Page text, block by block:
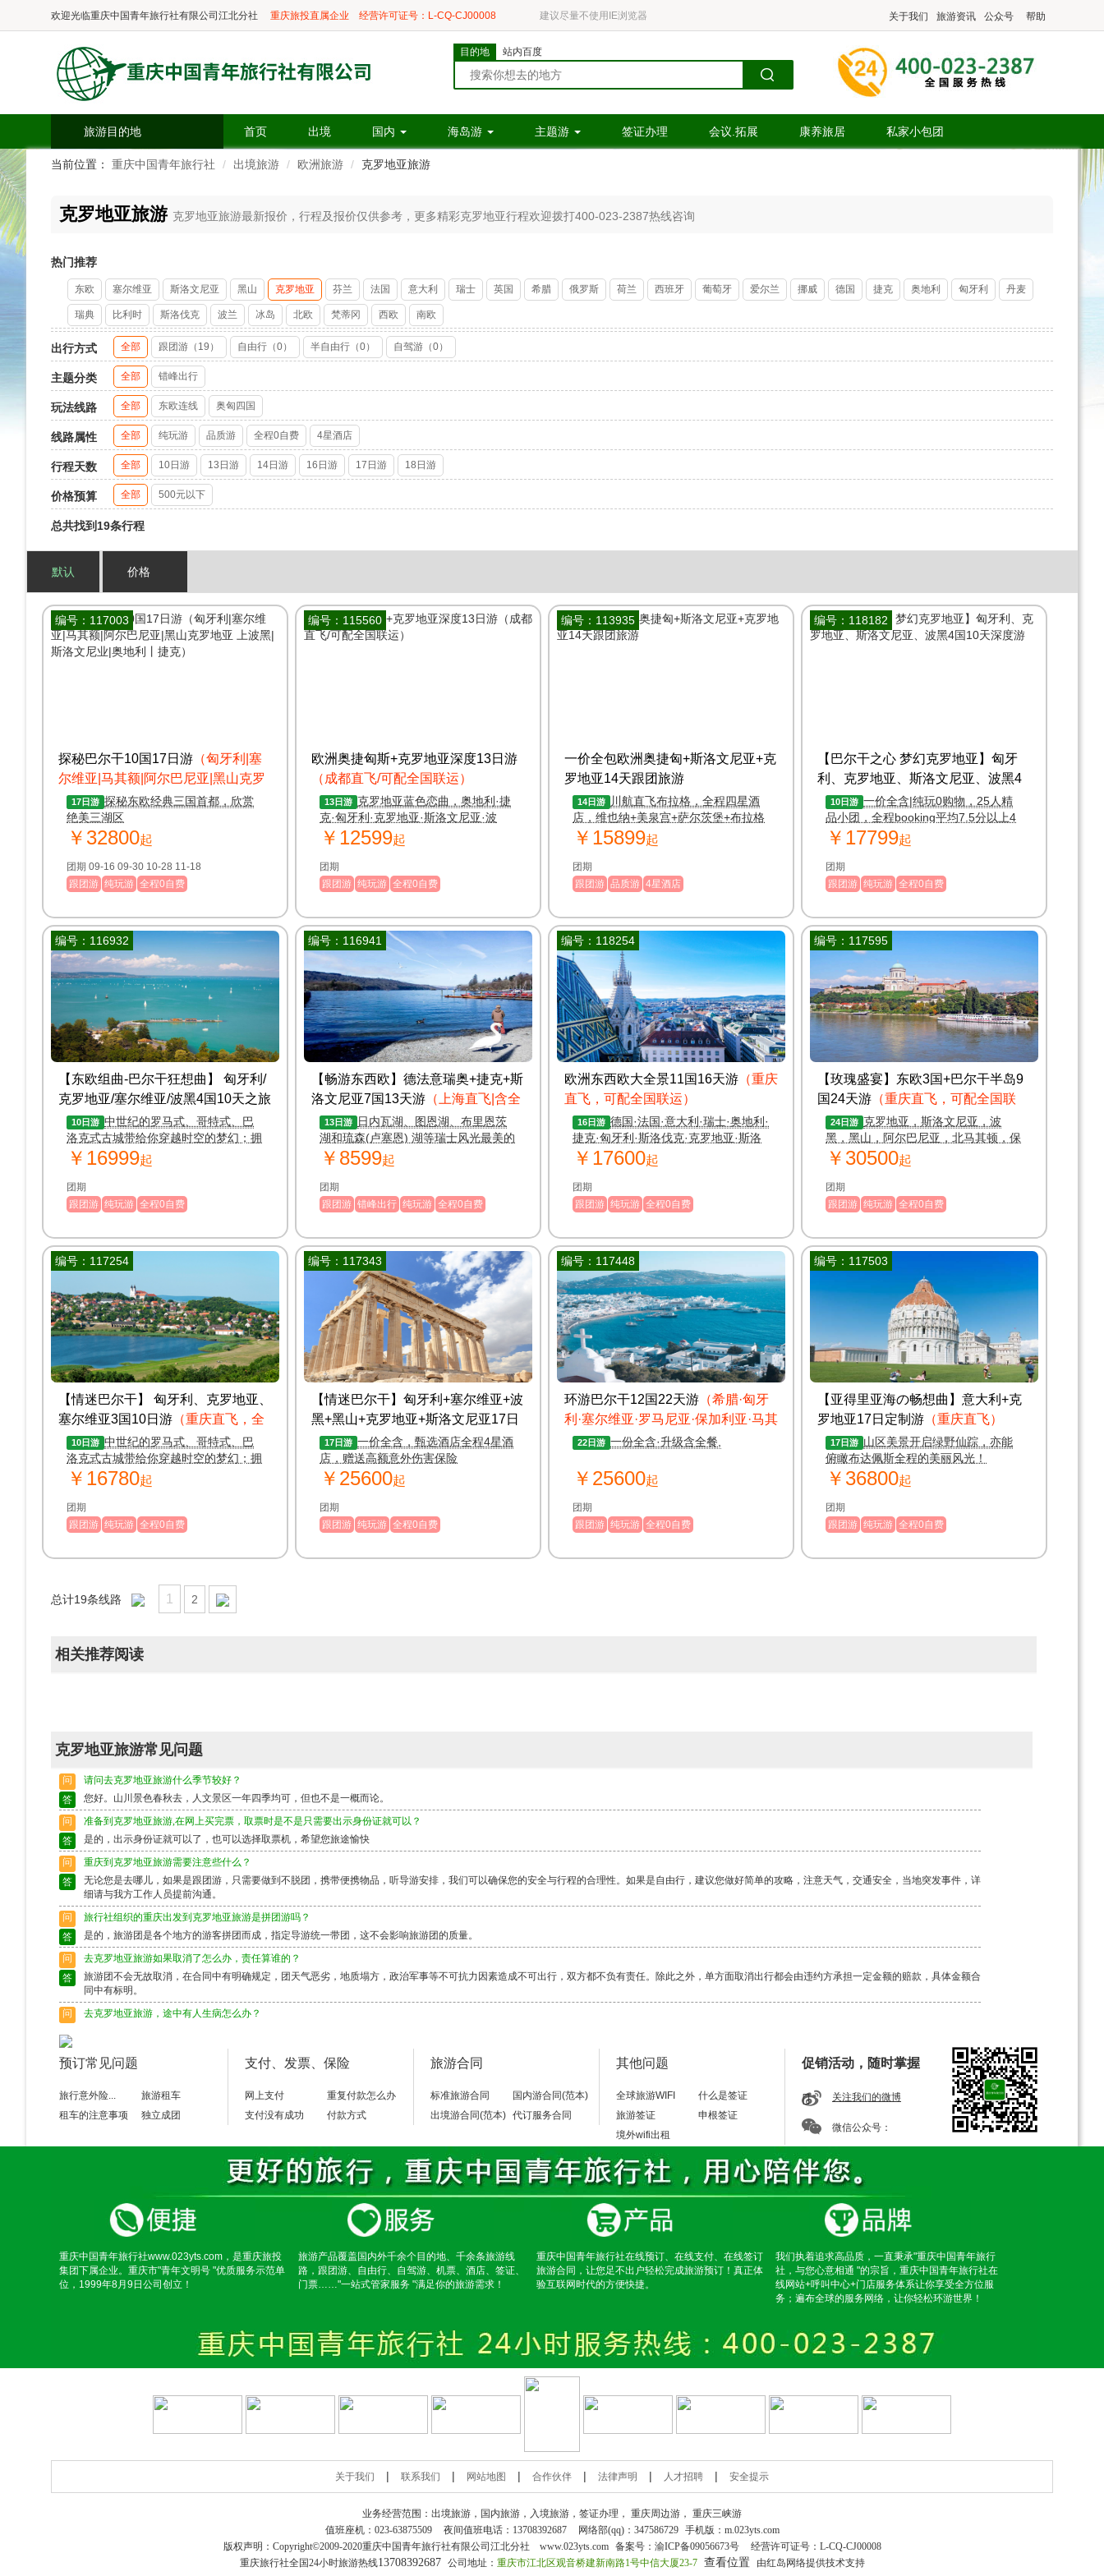
欢迎光临重庆中国青年旅行社有限公司江北分社 重庆旅投直属企业 经营许可证号：L-CQ-CJ00008 建议尽量不使用IE浏览器 关于我们 旅游资讯 公众号 帮助
目的地 站内百度
旅游目的地 首页 出境 国内 海岛游 主题游 签证办理 会议.拓展 康养旅居 私家小包团
当前位置： 重庆中国青年旅行社 出境旅游 欧洲旅游 克罗地亚旅游
克罗地亚旅游 克罗地亚旅游最新报价，行程及报价仅供参考，更多精彩克罗地亚行程欢迎拨打400-023-2387热线咨询
热门推荐
东欧 塞尔维亚 斯洛文尼亚 黑山 克罗地亚 芬兰 法国 意大利 瑞士 英国 希腊 俄罗斯 荷兰 西班牙 葡萄牙 爱尔兰 挪威 德国 捷克 奥地利 匈牙利 丹麦
瑞典 比利时 斯洛伐克 波兰 冰岛 北欧 梵蒂冈 西欧 南欧
出行方式 全部 跟团游（19） 自由行（0） 半自由行（0） 自驾游（0）
主题分类 全部 错峰出行
玩法线路 全部 东欧连线 奥匈四国
线路属性 全部 纯玩游 品质游 全程0自费 4星酒店
行程天数 全部 10日游 13日游 14日游 16日游 17日游 18日游
价格预算 全部 500元以下
总共找到19条行程
默认 价格
编号：117003
探秘巴尔干10国17日游 （匈牙利|塞
尔维亚|马其额|阿尔巴尼亚|黑山克罗
地亚 上波黑|斯洛文尼业|奥地利丨捷
克）
17日游 探秘东欧经典三国首都，欣赏
绝美三湖区
￥32800起
团期 09-16 09-30 10-28 11-18
跟团游 纯玩游 全程0自费
编号：115560
欧洲奥捷匈斯+克罗地亚深度13日游
（成都直飞/可配全国联运）
13日游 克罗地亚蓝色恋曲，奥地利·捷
克·匈牙利·克罗地亚·斯洛文尼亚·波
黑，贴心赠送：赠送转换插头&旅游意
￥12599起
团期
跟团游 纯玩游 全程0自费
编号：113935
一价全包欧洲奥捷匈+斯洛文尼亚+克
罗地亚14天跟团旅游
14日游
川航直飞布拉格，全程四星酒
店，维也纳+美泉宫+萨尔茨堡+布拉格
+全程配备wifi，一价全包0自费0小费
￥15899起
团期
跟团游 品质游 4星酒店
编号：118182
【巴尔干之心 梦幻克罗地亚】匈牙
利、克罗地亚、斯洛文尼亚、波黑4
国10天深度游
10日游 一价全含|纯玩0购物，25人精
品小团，全程booking平均7.5分以上4
钻酒店
￥17799起
团期
跟团游 纯玩游 全程0自费
编号：116932
【东欧组曲-巴尔干狂想曲】 匈牙利/
克罗地亚/塞尔维亚/波黑4国10天之旅
（重庆起止，可配全国联运）
10日游 中世纪的罗马式、哥特式、巴
洛克式古城带给你穿越时空的梦幻；拥
有最完整的中世纪建筑风格，以及防御
性最强的古城墙。
￥16999起
团期
跟团游 纯玩游 全程0自费
编号：116941
【畅游东西欧】德法意瑞奥+捷克+斯
洛文尼亚7国13天游 （上海直飞|含全
国联运）
13日游
日内瓦湖、图恩湖、布里恩茨
湖和琉森(卢塞恩) 湖等瑞士风光最美的
湖泊连接在一起的引人入胜的线路
￥8599起
团期
跟团游 错峰出行 纯玩游 全程0自费
编号：118254
欧洲东西欧大全景11国16天游 （重庆
直飞，可配全国联运）
16日游 德国·法国·意大利·瑞士·奥地利·
捷克·匈牙利·斯洛伐克·克罗地亚·斯洛
文尼亚，一价全含，全程提供免费
WIFI 服务，欢乐旅途随时分享！
￥17600起
团期
跟团游 纯玩游 全程0自费
编号：117595
【玫瑰盛宴】东欧3国+巴尔干半岛9
国24天游 （重庆直飞，可配全国联
运）
24日游 克罗地亚，斯洛文尼亚，波
黑，黑山，阿尔巴尼亚，北马其顿，保
加利亚，罗马尼亚，塞尔维亚，匈牙
利，奥地利，斯洛伐克
￥30500起
团期
跟团游 纯玩游 全程0自费
编号：117254
【情迷巴尔干】 匈牙利、克罗地亚、
塞尔维亚3国10日游 （重庆直飞，全
国联运）
10日游 中世纪的罗马式、哥特式、巴
洛克式古城带给你穿越时空的梦幻；拥
有最完整的中世纪建筑风格，以及防御
性最强的古城墙。
￥16780起
团期
跟团游 纯玩游 全程0自费
编号：117343
【情迷巴尔干】匈牙利+塞尔维亚+波
黑+黑山+克罗地亚+斯洛文尼亚17日
游（重庆往返，可配全国联运）
17日游 一价全含，甄选酒店全程4星酒
店，赠送高额意外伤害保险
￥25600起
团期
跟团游 纯玩游 全程0自费
编号：117448
环游巴尔干12国22天游 （希腊·匈牙
利·塞尔维亚·罗马尼亚·保加利亚·马其
顿 阿尔巴尼亚·黑山·波黑·克罗地亚·
22日游 一份全含·升级含全餐,
￥25600起
团期
跟团游 纯玩游 全程0自费
编号：117503
【亚得里亚海の畅想曲】意大利+克
罗地亚17日定制游 （重庆直飞）
17日游 山区美景开启绿野仙踪，亦能
俯瞰布达佩斯全程的美丽风光！
￥36800起
团期
跟团游 纯玩游 全程0自费
总计19条线路 1 2
相关推荐阅读
克罗地亚旅游常见问题
问
请问去克罗地亚旅游什么季节较好？
答
您好。山川景色春秋去，人文景区一年四季均可，但也不是一概而论。
问
准备到克罗地亚旅游,在网上买完票，取票时是不是只需要出示身份证就可以？
答
是的，出示身份证就可以了，也可以选择取票机，希望您旅途愉快
问
重庆到克罗地亚旅游需要注意些什么？
答
无论您是去哪儿，如果是跟团游，只需要做到不脱团，携带便携物品，听导游安排，我们可以确保您的安全与行程的合理性。如果是自由行，建议您做好简单的攻略，注意天气，交通安全，当地突发事件，详
细请与我方工作人员提前沟通。
问
旅行社组织的重庆出发到克罗地亚旅游是拼团游吗？
答
是的，旅游团是各个地方的游客拼团而成，指定导游统一带团，这不会影响旅游团的质量。
问
去克罗地亚旅游如果取消了怎么办，责任算谁的？
答
旅游团不会无故取消，在合同中有明确规定，团天气恶劣，地质塌方，政治军事等不可抗力因素造成不可出行，双方都不负有责任。除此之外，单方面取消出行都会由违约方承担一定金额的赔款，具体金额合
同中有标明。
问
去克罗地亚旅游，途中有人生病怎么办？
答
问
去克罗地亚旅游途中脱团了怎么办？
答
预订常见问题
旅行意外险...
旅游租车
租车的注意事项
独立成团
支付、发票、保险
网上支付
重复付款怎么办
支付没有成功
付款方式
旅游合同
标准旅游合同
国内游合同(范本)
出境游合同(范本) 代订服务合同
其他问题
全球旅游WIFI
什么是签证
旅游签证
申根签证
境外wifi出租
促销活动，随时掌握
关注我们的微博
微信公众号：
重庆中国青年旅行社www.023yts.com，是重庆旅投
集团下属企业。重庆市"青年文明号 "优质服务示范单
位，1999年8月9日公司创立！
旅游产品覆盖国内外千余个目的地、千余条旅游线
路，跟团游、自由行、自驾游、机票、酒店、签证、
门票……"一站式管家服务 "满足你的旅游需求！
重庆中国青年旅行社在线预订、在线支付、在线签订
旅游合同，让您足不出户轻松完成旅游预订！真正体
验互联网时代的方便快捷。
我们执着追求高品质，一直秉承"重庆中国青年旅行
社，与您心意相通 "的宗旨，重庆中国青年旅行社在
线网站+呼叫中心+门店服务体系让你享受全方位服
务；遍布全球的服务网络，让你轻松环游世界！
关于我们 | 联系我们 | 网站地图 | 合作伙伴 | 法律声明 | 人才招聘 | 安全提示
业务经营范围：出境旅游，国内旅游，入境旅游，签证办理， 重庆周边游 ， 重庆三峡游
值班座机： 023-63875509 夜间值班电话：13708392687 网络部(qq)： 347586729 手机版： m.023yts.com
版权声明：Copyright©2009-2020重庆中国青年旅行社有限公司江北分社 www.023yts.com 备案号： 渝ICP备09056673号 经营许可证号： L-CQ-CJ00008
重庆旅行社全国24小时旅游热线13708392687 公司地址： 重庆市江北区观音桥建新南路1号中信大厦23-7 查看位置 由红岛网络提供技术支持